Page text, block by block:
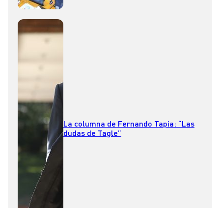
La columna de Fernando Tapia: “Las
dudas de Tagle”